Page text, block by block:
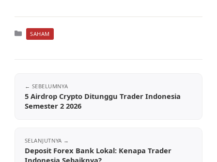
Kategori
SAHAM
5 Airdrop Crypto Ditunggu Trader Indonesia
Semester 2 2026
Deposit Forex Bank Lokal: Kenapa Trader